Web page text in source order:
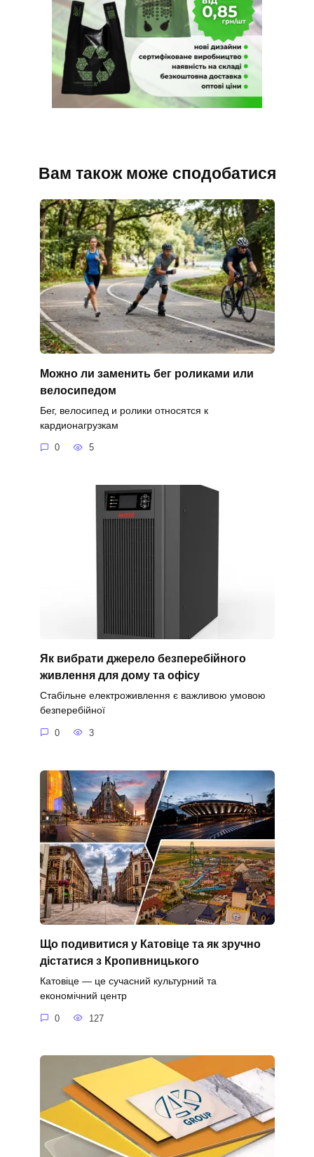
Вам також може сподобатися
Можно ли заменить бег роликами или
велосипедом
Бег, велосипед и ролики относятся к
кардионагрузкам
0 5
Як вибрати джерело безперебійного
живлення для дому та офісу
Стабільне електроживлення є важливою умовою
безперебійної
0 3
Що подивитися у Катовіце та як зручно
дістатися з Кропивницького
Катовіце — це сучасний культурний та
економічний центр
0 127